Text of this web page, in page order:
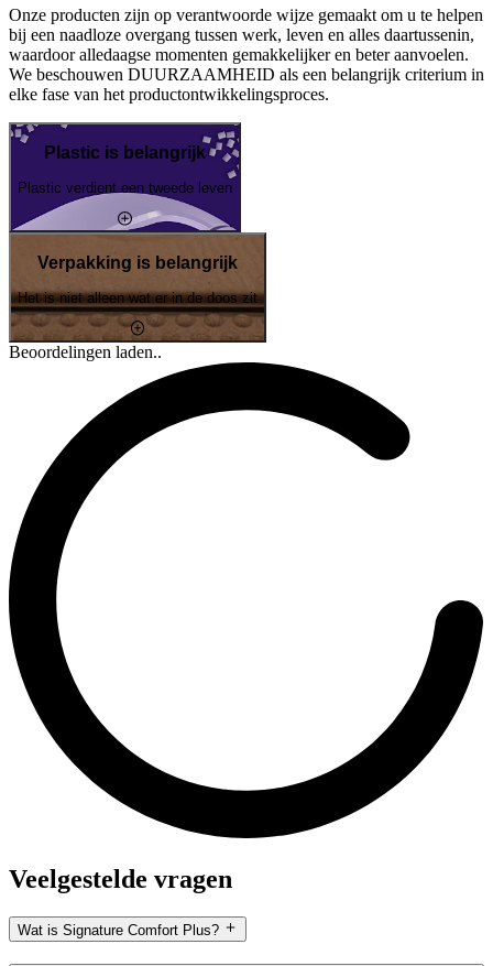
Onze producten zijn op verantwoorde wijze gemaakt om u te helpen
bij een naadloze overgang tussen werk, leven en alles daartussenin,
waardoor alledaagse momenten gemakkelijker en beter aanvoelen.
We beschouwen DUURZAAMHEID als een belangrijk criterium in
elke fase van het productontwikkelingsproces.
Plastic is belangrijk
Plastic verdient een tweede leven
Verpakking is belangrijk
Het is niet alleen wat er in de doos zit
Beoordelingen laden..
Veelgestelde vragen
Wat is Signature Comfort Plus?